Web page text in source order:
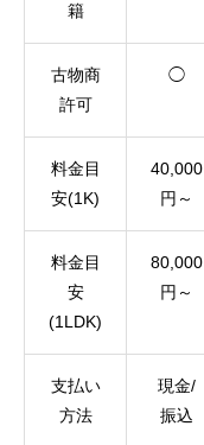
籍
古物商
許可
◯
料金目
安(1K)
40,000
円～
料金目
安
(1LDK)
80,000
円～
支払い
方法
現金/
振込